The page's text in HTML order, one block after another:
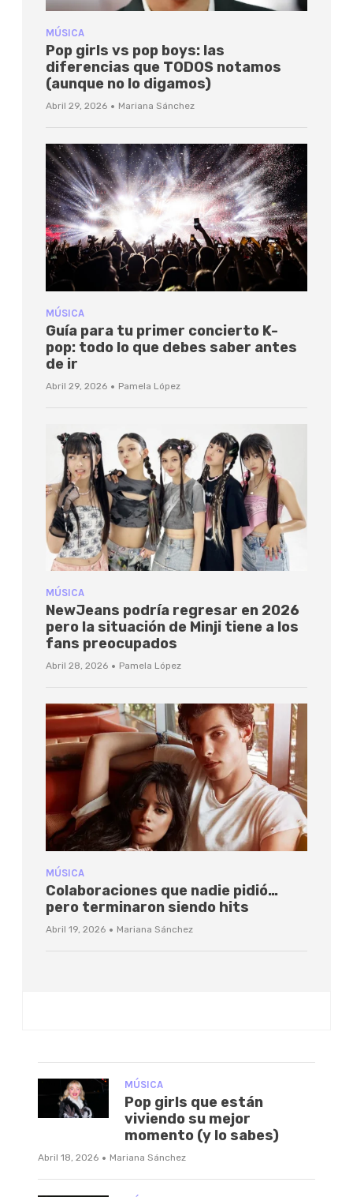
MÚSICA
Pop girls vs pop boys: las
diferencias que TODOS notamos
(aunque no lo digamos)
Abril 29, 2026 · Mariana Sánchez
MÚSICA
Guía para tu primer concierto K-
pop: todo lo que debes saber antes
de ir
Abril 29, 2026 · Pamela López
MÚSICA
NewJeans podría regresar en 2026
pero la situación de Minji tiene a los
fans preocupados
Abril 28, 2026 · Pamela López
MÚSICA
Colaboraciones que nadie pidió…
pero terminaron siendo hits
Abril 19, 2026 · Mariana Sánchez
MÚSICA
Pop girls que están
viviendo su mejor
momento (y lo sabes)
Abril 18, 2026 · Mariana Sánchez